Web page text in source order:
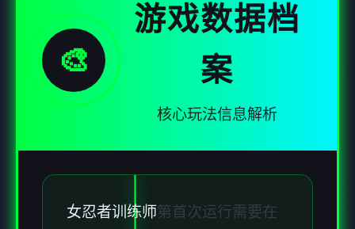
🎨
游戏数据档
案
核心玩法信息解析
女忍者训练师第首次运行需要在